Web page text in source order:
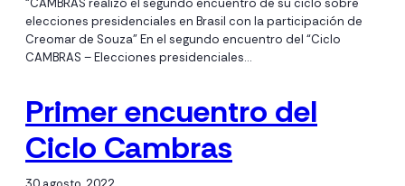
“CAMBRAS realizó el segundo encuentro de su ciclo sobre
elecciones presidenciales en Brasil con la participación de
Creomar de Souza” En el segundo encuentro del “Ciclo
CAMBRAS – Elecciones presidenciales…
Primer encuentro del
Ciclo Cambras